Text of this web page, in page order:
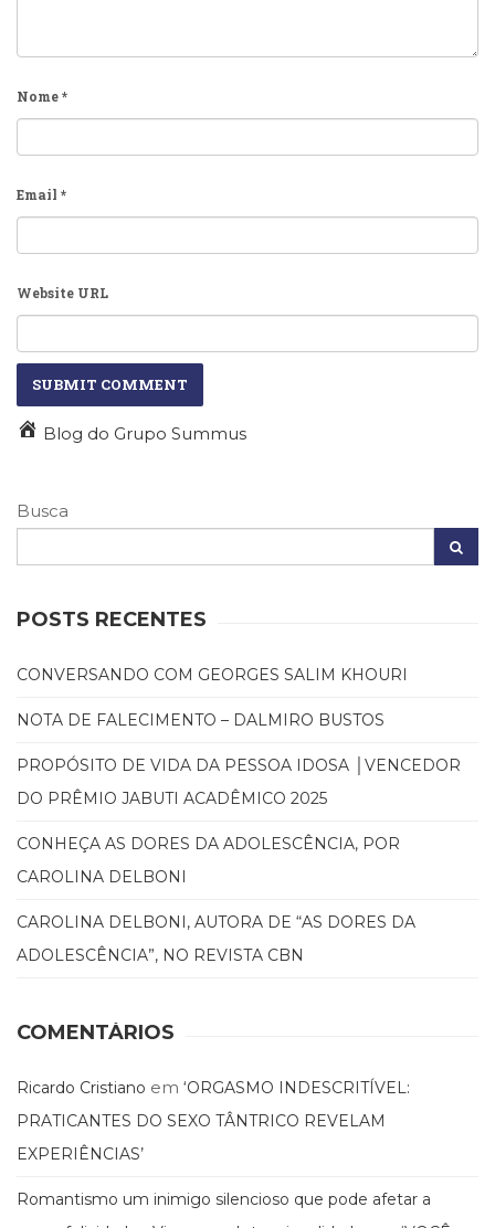
Nome*
Email *
Website URL
Blog do Grupo Summus
Busca
POSTS RECENTES
CONVERSANDO COM GEORGES SALIM KHOURI
NOTA DE FALECIMENTO – DALMIRO BUSTOS
PROPÓSITO DE VIDA DA PESSOA IDOSA │VENCEDOR
DO PRÊMIO JABUTI ACADÊMICO 2025
CONHEÇA AS DORES DA ADOLESCÊNCIA, POR
CAROLINA DELBONI
CAROLINA DELBONI, AUTORA DE “AS DORES DA
ADOLESCÊNCIA”, NO REVISTA CBN
COMENTÁRIOS
Ricardo Cristiano em ‘ORGASMO INDESCRITÍVEL:
PRATICANTES DO SEXO TÂNTRICO REVELAM
EXPERIÊNCIAS’
Romantismo um inimigo silencioso que pode afetar a